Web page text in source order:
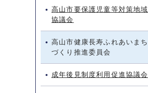
高山市要保護児童等対策地域
協議会
高山市健康長寿ふれあいまち
づくり推進委員会
成年後見制度利用促進協議会